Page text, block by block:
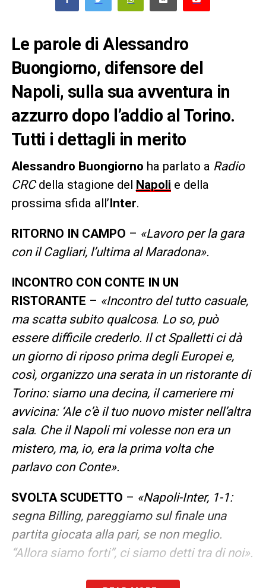
Le parole di Alessandro
Buongiorno, difensore del
Napoli, sulla sua avventura in
azzurro dopo l’addio al Torino.
Tutti i dettagli in merito
Alessandro Buongiorno ha parlato a Radio
CRCdella stagione del Napoli e della
prossima sfida all’Inter.
RITORNO IN CAMPO – «Lavoro per la gara
con il Cagliari, l’ultima al Maradona».
INCONTRO CON CONTE IN UN
RISTORANTE – «Incontro del tutto casuale,
ma scatta subito qualcosa. Lo so, può
essere difficile crederlo. Il ct Spalletti ci dà
un giorno di riposo prima degli Europei e,
così, organizzo una serata in un ristorante di
Torino: siamo una decina, il cameriere mi
avvicina: ‘Ale c’è il tuo nuovo mister nell’altra
sala. Che il Napoli mi volesse non era un
mistero, ma, io, era la prima volta che
parlavo con Conte».
SVOLTA SCUDETTO – «Napoli-Inter, 1-1:
segna Billing, pareggiamo sul finale una
partita giocata alla pari, se non meglio.
“Allora siamo forti”, ci siamo detti tra di noi».
CONTE TI ENTRA IN TESTA?–